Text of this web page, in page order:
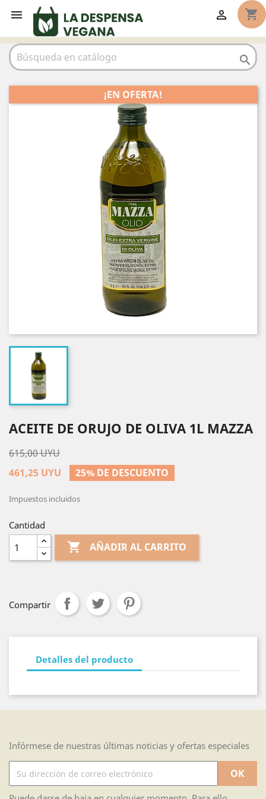
 shopping_cart


¡EN OFERTA!
ACEITE DE ORUJO DE OLIVA 1L MAZZA
615,00 UYU
461,25 UYU
25% DE DESCUENTO
Impuestos incluidos
Cantidad
 AÑADIR AL CARRITO
Compartir
Detalles del producto
Infórmese de nuestras últimas noticias y ofertas especiales